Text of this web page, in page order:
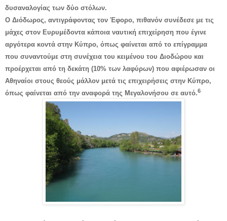
δυσαναλογίας των δύο στόλων.
Ο Διόδωρος, αντιγράφοντας τον Έφορο, πιθανόν συνέδεσε με τις
μάχες στον Ευρυμέδοντα κάποια ναυτική επιχείρηση που έγινε
αργότερα κοντά στην Κύπρο, όπως φαίνεται από το επίγραμμα
που συναντούμε στη συνέχεια του κειμένου του Διοδώρου και
προέρχεται από τη δεκάτη (10% των λαφύρων) που αφιέρωσαν οι
Αθηναίοι στους θεούς μάλλον μετά τις επιχειρήσεις στην Κύπρο,
όπως φαίνεται από την αναφορά της Μεγαλονήσου σε αυτό.6